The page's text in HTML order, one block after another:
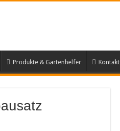
Produkte & Gartenhelfer Kontakt